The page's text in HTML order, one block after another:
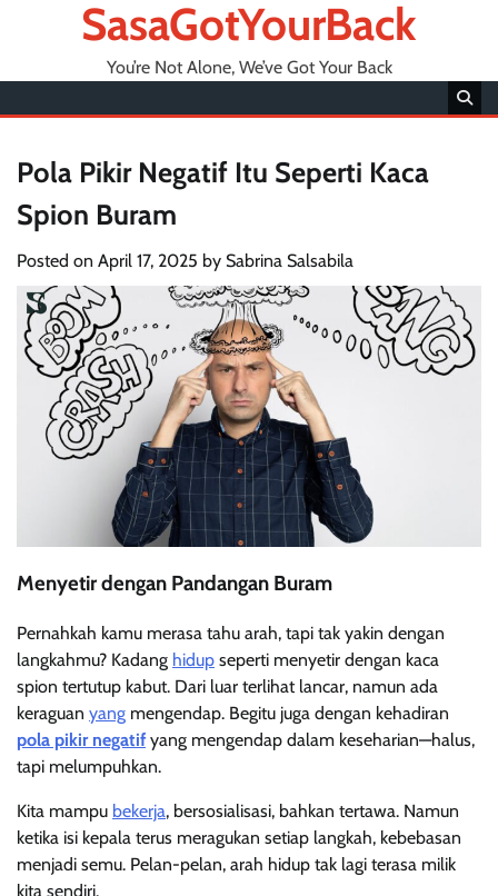
SasaGotYourBack
You’re Not Alone, We’ve Got Your Back
Pola Pikir Negatif Itu Seperti Kaca
Spion Buram
Posted on April 17, 2025 by Sabrina Salsabila
Menyetir dengan Pandangan Buram
Pernahkah kamu merasa tahu arah, tapi tak yakin dengan
langkahmu? Kadang hidup seperti menyetir dengan kaca
spion tertutup kabut. Dari luar terlihat lancar, namun ada
keraguan yang mengendap. Begitu juga dengan kehadiran
pola pikir negatifyang mengendap dalam keseharian—halus,
tapi melumpuhkan.
Kita mampu bekerja, bersosialisasi, bahkan tertawa. Namun
ketika isi kepala terus meragukan setiap langkah, kebebasan
menjadi semu. Pelan-pelan, arah hidup tak lagi terasa milik
kita sendiri.